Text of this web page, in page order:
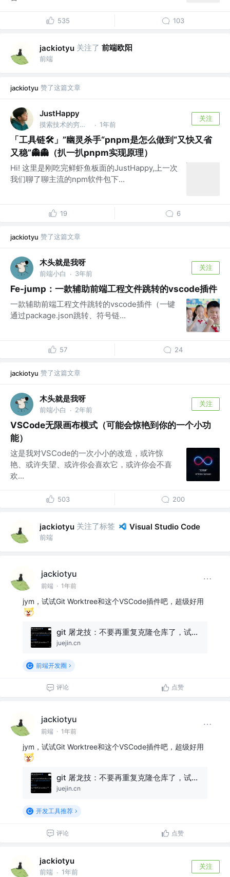
535 103
jackiotyu 关注了 前端欧阳
前端
jackiotyu 赞了这篇文章
JustHappy
摸索技术的穷逼前端菜鸟 @滴滴出行 · 1年前
关注
「工具链🛠️」”幽灵杀手“pnpm是怎么做到“又快又省
又稳”👻👻（扒一扒pnpm实现原理）
Hi! 这里是刚吃完鲜虾鱼板面的JustHappy,上一次
我们聊了聊主流的npm软件包下...
19 6
jackiotyu 赞了这篇文章
木头就是我呀
前端小白 · 3年前
关注
Fe-jump：一款辅助前端工程文件跳转的vscode插件
一款辅助前端工程文件跳转的vscode插件（一键
通过package.json跳转、符号链...
57 24
jackiotyu 赞了这篇文章
木头就是我呀
前端小白 · 2年前
关注
VSCode无限画布模式（可能会惊艳到你的一个小功
能）
这是我对VSCode的一次小小的改造，或许惊
艳、或许失望、或许你会喜欢它，或许你会不喜
欢...
503 200
jackiotyu 关注了标签 Visual Studio Code
前端
jackiotyu
前端 · 1年前
jym，试试Git Worktree和这个VSCode插件吧，超级好用
git 屠龙技：不要再重复克隆仓库了，试试这个🚀🚀🚀
juejin.cn
前端开发圈
评论 点赞
jackiotyu
前端 · 1年前
jym，试试Git Worktree和这个VSCode插件吧，超级好用
git 屠龙技：不要再重复克隆仓库了，试试这个🚀🚀🚀
juejin.cn
开发工具推荐
评论 点赞
jackiotyu
前端 · 1年前
关注